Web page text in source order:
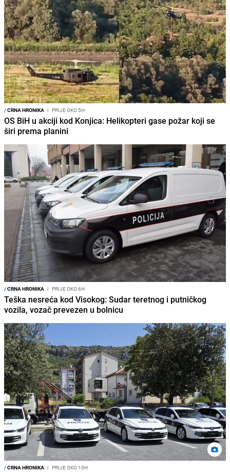
/CRNA HRONIKA I PRIJE OKO 5H
OS BiH u akciji kod Konjica: Helikopteri gase požar koji se
širi prema planini
/CRNA HRONIKA I PRIJE OKO 6H
Teška nesreća kod Visokog: Sudar teretnog i putničkog
vozila, vozač prevezen u bolnicu
/CRNA HRONIKA I PRIJE OKO 10H